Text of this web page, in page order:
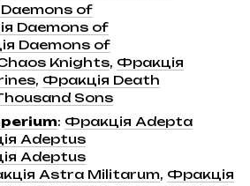
of
Daemons of
Daemons of
Knights, Фракція
, Фракція Death
Sons
: Фракція Adepta
Adeptus
Adeptus
Astra Militarum, Фракція